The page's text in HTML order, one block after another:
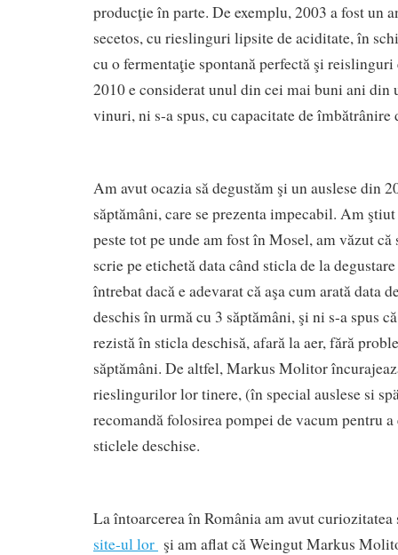
producţie în parte. De exemplu, 2003 a fost un
secetos, cu rieslinguri lipsite de aciditate, în
cu o fermentaţie spontană perfectă şi
2010 e considerat unul din cei mai buni ani
vinuri, ni s-a spus, cu capacitate de îmbătrânire
Am avut ocazia să degustăm şi un auslese din
săptămâni, care se prezenta impecabil. Am
peste tot pe unde am fost în Mosel, am văzut că
scrie pe etichetă data când sticla de la
întrebat dacă e adevarat că aşa cum arată data
deschis în urmă cu 3 săptămâni, şi ni s-a spus
rezistă în sticla deschisă, afară la aer, fără
săptămâni. De altfel, Markus Molitor
rieslingurilor lor tinere, (în special auslese si
recomandă folosirea pompei de vacum pentru
sticlele deschise.
La întoarcerea în România am avut
site-ul lor şi am aflat că Weingut Markus